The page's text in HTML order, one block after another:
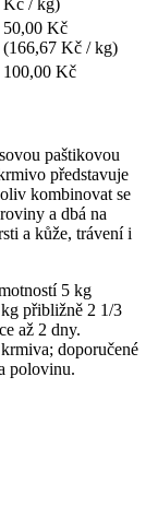
50,00 Kč
(166,67 Kč / kg)
100,00 Kč
paštikovou
představuje
kombinovat se
a dbá na
a kůže, trávení i
5 kg
přibližně 2 1/3
až 2 dny.
doporučené
polovinu.